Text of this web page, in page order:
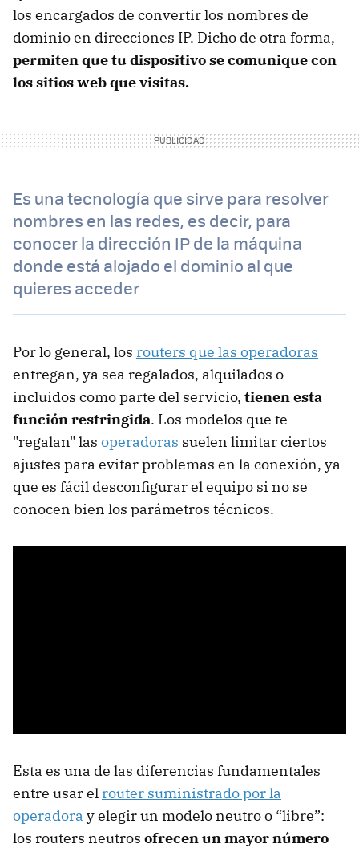
los encargados de convertir los nombres de
dominio en direcciones IP. Dicho de otra forma,
permiten que tu dispositivo se comunique con
los sitios web que visitas.
Es una tecnología que sirve para resolver
nombres en las redes, es decir, para
conocer la dirección IP de la máquina
donde está alojado el dominio al que
quieres acceder
Por lo general, los routers que las operadoras
entregan, ya sea regalados, alquilados o
incluidos como parte del servicio, tienen esta
función restringida. Los modelos que te
"regalan" las operadoras suelen limitar ciertos
ajustes para evitar problemas en la conexión, ya
que es fácil desconfigurar el equipo si no se
conocen bien los parámetros técnicos.
Esta es una de las diferencias fundamentales
entre usar el router suministrado por la
operadora y elegir un modelo neutro o “libre”:
los routers neutros ofrecen un mayor número